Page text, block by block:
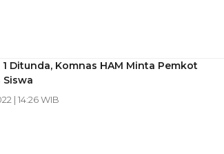
Ditunda, Komnas HAM Minta Pemkot
| 14:26 WIB